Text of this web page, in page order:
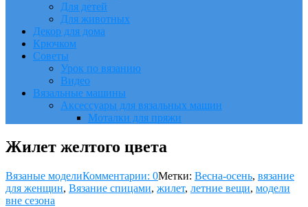
Для детей
Для животных
Декор для дома
Крючком
Советы
Урок по вязанию
Видео
Вязальные машины
Аксессуары для вязальных машин
Моталки для пряжи
Жилет желтого цвета
Вязаные моделиКомментарии: 0Метки: Весна-осень, вязание
для женщин, Вязание спицами, жилет, летние вещи, модели
вне сезона